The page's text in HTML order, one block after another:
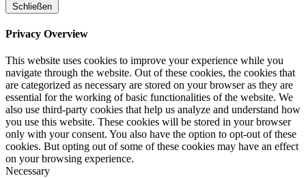
Schließen
Privacy Overview
This website uses cookies to improve your experience while you
navigate through the website. Out of these cookies, the cookies that
are categorized as necessary are stored on your browser as they are
essential for the working of basic functionalities of the website. We
also use third-party cookies that help us analyze and understand how
you use this website. These cookies will be stored in your browser
only with your consent. You also have the option to opt-out of these
cookies. But opting out of some of these cookies may have an effect
on your browsing experience.
Necessary